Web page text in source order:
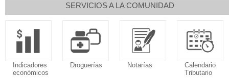
SERVICIOS A LA COMUNIDAD
Indicadores
económicos
Droguerías Notarías
Calendario
Tributario